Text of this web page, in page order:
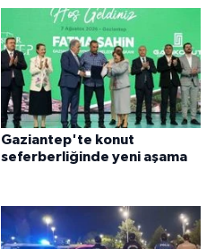
Gaziantep'te konut
seferberliğinde yeni aşama